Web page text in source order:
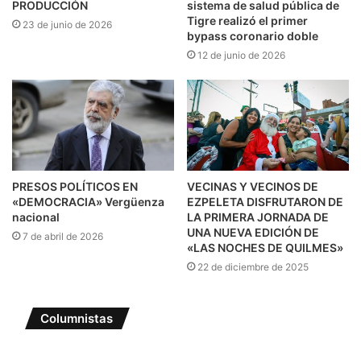
PRODUCCIÓN
23 de junio de 2026
sistema de salud pública de
Tigre realizó el primer
bypass coronario doble
12 de junio de 2026
PRESOS POLÍTICOS EN
«DEMOCRACIA» Vergüenza
nacional
7 de abril de 2026
VECINAS Y VECINOS DE
EZPELETA DISFRUTARON DE
LA PRIMERA JORNADA DE
UNA NUEVA EDICIÓN DE
«LAS NOCHES DE QUILMES»
22 de diciembre de 2025
Columnistas